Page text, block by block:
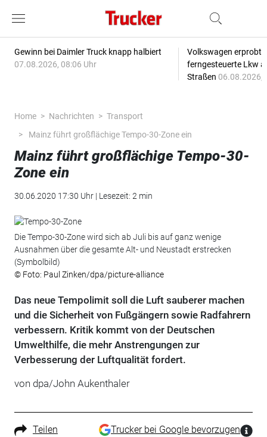
Gewinn bei Daimler Truck knapp halbiert
07.08.2026, 08:06 Uhr
Volkswagen erprobt
ferngesteuerte Lkw
Straßen 06.08.2026,
Home Nachrichten
Transport
Mainz führt großflächige Tempo-30-Zone ein
Mainz führt großflächige Tempo-30-
Zone ein
30.06.2020 17:30 Uhr | Lesezeit: 2 min
Die Tempo-30-Zone wird sich ab Juli bis auf ganz wenige
Ausnahmen über die gesamte Alt- und Neustadt erstrecken
(Symbolbild)
© Foto: Paul Zinken/dpa/picture-alliance
Das neue Tempolimit soll die Luft sauberer machen
und die Sicherheit von Fußgängern sowie Radfahrern
verbessern. Kritik kommt von der Deutschen
Umwelthilfe, die mehr Anstrengungen zur
Verbesserung der Luftqualität fordert.
von dpa/John Aukenthaler
Teilen Trucker bei Google bevorzugen